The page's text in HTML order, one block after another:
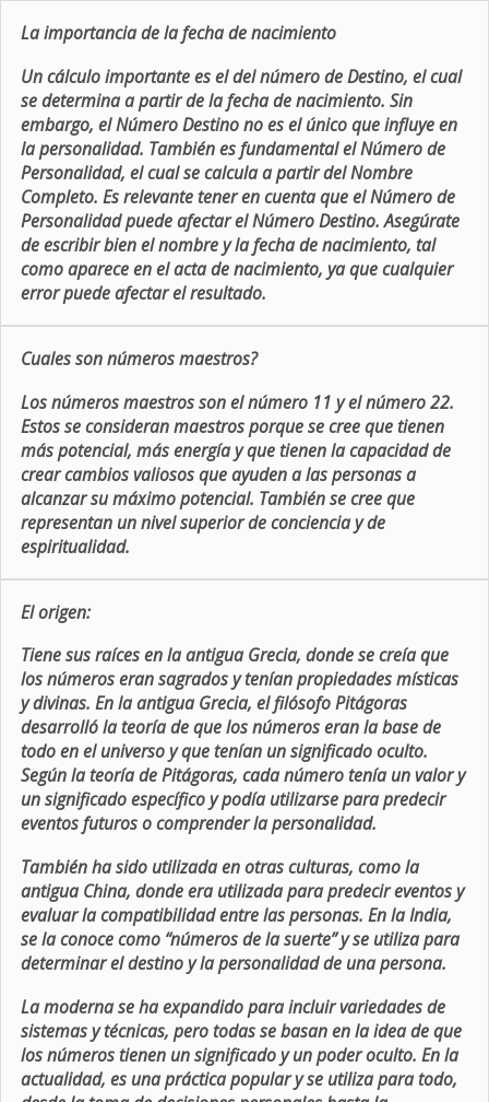
La importancia de la fecha de nacimiento
Un cálculo importante es el del número de Destino, el cual
se determina a partir de la fecha de nacimiento. Sin
embargo, el Número Destino no es el único que influye en
la personalidad. También es fundamental el Número de
Personalidad, el cual se calcula a partir del Nombre
Completo. Es relevante tener en cuenta que el Número de
Personalidad puede afectar el Número Destino. Asegúrate
de escribir bien el nombre y la fecha de nacimiento, tal
como aparece en el acta de nacimiento, ya que cualquier
error puede afectar el resultado.
Cuales son números maestros?
Los números maestros son el número 11 y el número 22.
Estos se consideran maestros porque se cree que tienen
más potencial, más energía y que tienen la capacidad de
crear cambios valiosos que ayuden a las personas a
alcanzar su máximo potencial. También se cree que
representan un nivel superior de conciencia y de
espiritualidad.
El origen:
Tiene sus raíces en la antigua Grecia, donde se creía que
los números eran sagrados y tenían propiedades místicas
y divinas. En la antigua Grecia, el filósofo Pitágoras
desarrolló la teoría de que los números eran la base de
todo en el universo y que tenían un significado oculto.
Según la teoría de Pitágoras, cada número tenía un valor y
un significado específico y podía utilizarse para predecir
eventos futuros o comprender la personalidad.
También ha sido utilizada en otras culturas, como la
antigua China, donde era utilizada para predecir eventos y
evaluar la compatibilidad entre las personas. En la India,
se la conoce como “números de la suerte” y se utiliza para
determinar el destino y la personalidad de una persona.
La moderna se ha expandido para incluir variedades de
sistemas y técnicas, pero todas se basan en la idea de que
los números tienen un significado y un poder oculto. En la
actualidad, es una práctica popular y se utiliza para todo,